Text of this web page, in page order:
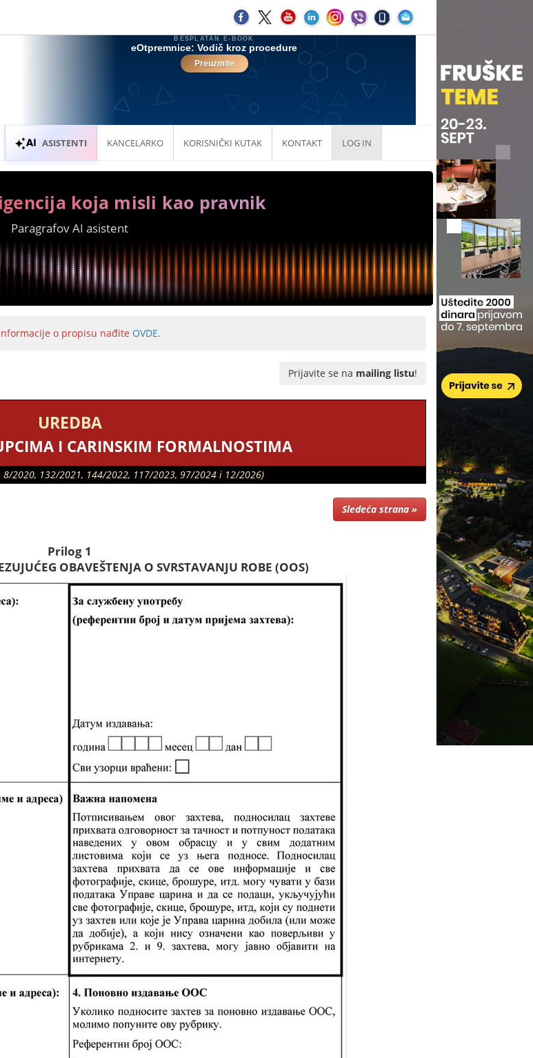
ASISTENTI KANCELARKO KORISNIČKI KUTAK KONTAKT LOG IN
koja misli kao pravnik
Paragrafov AI asistent
o propisu nađite OVDE.
Prijavite se na mailing listu!
UREDBA
I CARINSKIM FORMALNOSTIMA
8/2020, 132/2021, 144/2022, 117/2023, 97/2024 i 12/2026)
Sledeća strana »
Prilog 1
OBAVEŠTENJA O SVRSTAVANJU ROBE (OOS)